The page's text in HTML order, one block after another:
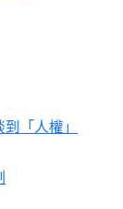
「人權」